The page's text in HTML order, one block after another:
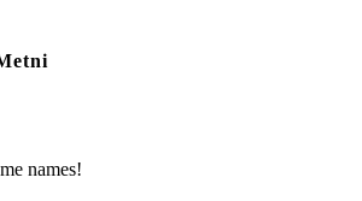
names!